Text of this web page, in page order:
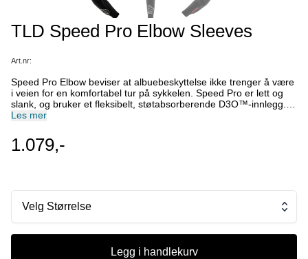
TLD Speed Pro Elbow Sleeves
Art.nr:
Speed ​​Pro Elbow beviser at albuebeskyttelse ikke trenger å være
i veien for en komfortabel tur på sykkelen. Speed ​​Pro er lett og
slank, og bruker et fleksibelt, støtabsorberende D3O™-innlegg.
Troy Lee Designs Air Channels dirigerer luftstrømmen på
Spesifikasjoner: • D3O® Diablo™ EN 1621-1:2012 CE Nivå 1-
beskyttelse • Silikonbelagt øvre og nedre mansjett • Slitesterk 260
Les mer
1.079,-
Velg Størrelse
Legg i handlekurv